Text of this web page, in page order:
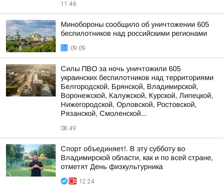
11:46
Минобороны сообщило об уничтожении 605
беспилотников над российскими регионами
09:09
Силы ПВО за ночь уничтожили 605
украинских беспилотников над территориями
Белгородской, Брянской, Владимирской,
Воронежской, Калужской, Курской, Липецкой,
Нижегородской, Орловской, Ростовской,
Рязанской, Смоленской...
08:49
Спорт объединяет!. В эту субботу во
Владимирской области, как и по всей стране,
отметят День физкультурника
12:24